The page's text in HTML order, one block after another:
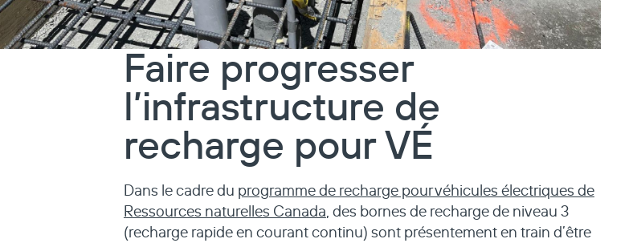
Faire progresser
l’infrastructure de
recharge pour VÉ
Dans le cadre du programme de recharge pour véhicules électriques de
Ressources naturelles Canada, des bornes de recharge de niveau 3
(recharge rapide en courant continu) sont présentement en train d’être